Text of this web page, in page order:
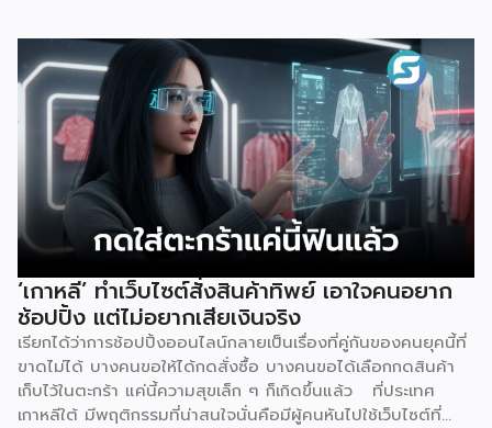
แปลกใหม่ด้วยการใช้หุ่นยนต์ฮิวมานอยด์เพียงตัวเดียวเป็นผู้
ควบคุมทุกอย่าง ซึ่งร้านแห่งนี้ตั้งอยู่ริมน้ำหงฮอม เปิดให้บริการ
ตลอด 24 ชั่วโมง แน่นอนว่าความพิเศษอยู่ที่การบริหารจัดการ
โดย “Xiao Gai” หุ่นยนต์ที่ถูกสร้างจากบริษัท Galbot ซึ่งเป็น
บริษัทด้านปัญญาประดิษฐ์ (AI) และหุ่นยนต์ในปักกิ่ง ด้วยความ
สูง 5 ฟุต 6 นิ้ว จึงทำหน้าที่ได้อย่างหลากหลาย ไม่ว่าจะเป็น การ
จัดเรียงสินค้าบนชั้นวาง, หยิบสินค้า และให้บริการลูกค้าเรื่องของ
การชำระเงิน ตามรายงานของ Galbot ระบุว่า “Xiao Gai”
สามารถสนทนากับลูกค้า, พูดคุยได้หลายภาษา, จำหน่ายสินค้าทุก
อย่าง ตั้งแต่ขนมขบเคี้ยวไปจนถึงยาที่หาซื้อได้ทั่วไป โดยความ
แปลกใหม่ของร้านค้าแห่งนี้คาดการณ์ว่าจะช่วยเพิ่มจำนวนผู้คน
สัญจรไป-มาในพื้นที่มากถึง 40% พร้อมกับตั้งเป้าวางแผนที่จะ
เปิดร้านค้าขนาดเล็กที่บริหารจัดการด้วยหุ่นยนต์อีก 100 แห่ง ใน
[…]
‘เกาหลี’ ทำเว็บไซต์สั่งสินค้าทิพย์ เอาใจคนอยาก
ช้อปปิ้ง แต่ไม่อยากเสียเงินจริง
เรียกได้ว่าการช้อปปิ้งออนไลน์กลายเป็นเรื่องที่คู่กันของคนยุคนี้ที่
ขาดไม่ได้ บางคนขอให้ได้กดสั่งซื้อ บางคนขอได้เลือกกดสินค้า
เก็บไว้ในตะกร้า แค่นี้ความสุขเล็ก ๆ ก็เกิดขึ้นแล้ว ที่ประเทศ
เกาหลีใต้ มีพฤติกรรมที่น่าสนใจนั่นคือมีผู้คนหันไปใช้เว็บไซต์ที่